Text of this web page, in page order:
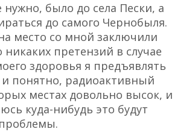
было до села Пески, а
до самого Чернобыля.
место со мной заключили
никаких претензий в случае
здоровья я предъявлять
и понятно, радиоактивный
местах довольно высок, и
куда-нибудь это будут